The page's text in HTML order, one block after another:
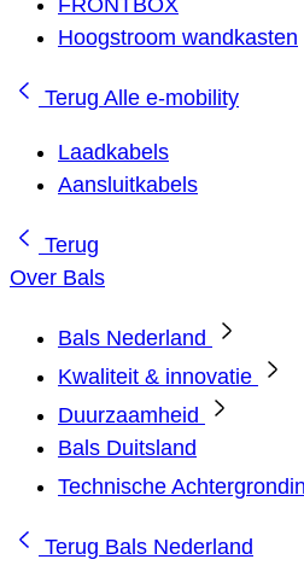
FRONTBOX
Hoogstroom wandkasten
Terug Alle e-mobility
Laadkabels
Aansluitkabels
Terug
Over Bals
Bals Nederland
Kwaliteit & innovatie
Duurzaamheid
Bals Duitsland
Technische
Terug Bals Nederland